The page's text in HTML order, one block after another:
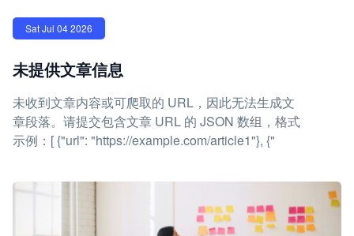
Sat Jul 04 2026
未提供文章信息
未收到文章内容或可爬取的 URL，因此无法生成文
章段落。请提交包含文章 URL 的 JSON 数组，格式
示例：[ {"url": "https://example.com/article1"}, {"